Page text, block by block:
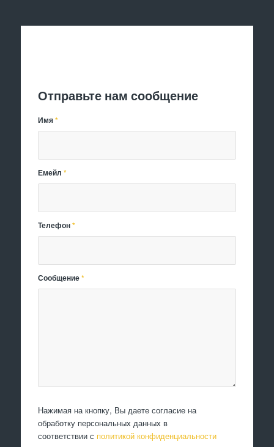
Отправьте нам сообщение
Имя*
Емейл*
Телефон*
Сообщение*
Нажимая на кнопку, Вы даете согласие на
обработку персональных данных в
соответствии с политикой конфиденциальности